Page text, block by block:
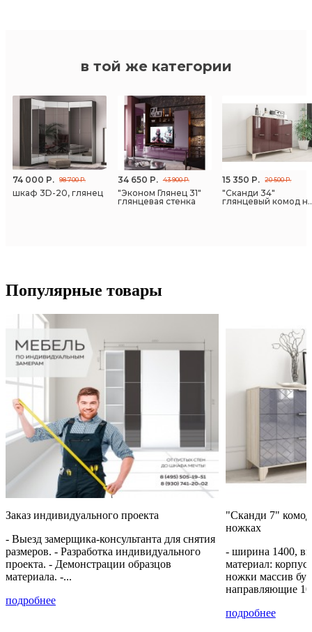
в той же категории
74 000 Р. 98 700 Р.
шкаф 3D-20, глянец
34 650 Р. 43 900 Р.
"Эконом Глянец 31"
глянцевая стенка
15 350 Р. 20 500 Р.
"Сканди 34"
глянцевый комод
Популярные товары
Заказ индивидуального проекта
- Выезд замерщика-консультанта для снятия
размеров. - Разработка индивидуального
проекта. - Демонстрации образцов
материала. -...
подробнее
"Сканди 7"
ножках
- ширина 1400,
материал:
ножки массив
направляющие
подробнее